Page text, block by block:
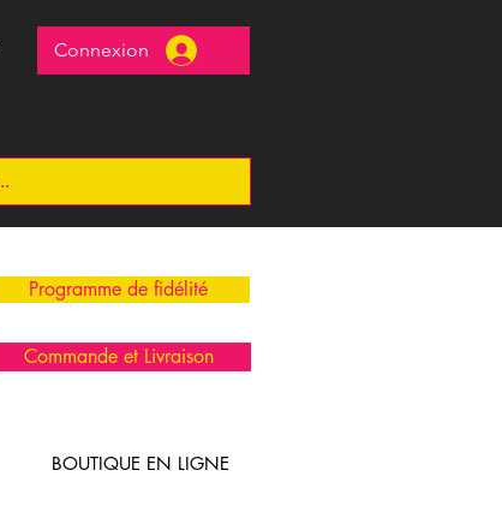
Connexion
Programme de fidélité
Commande et Livraison
BOUTIQUE EN LIGNE